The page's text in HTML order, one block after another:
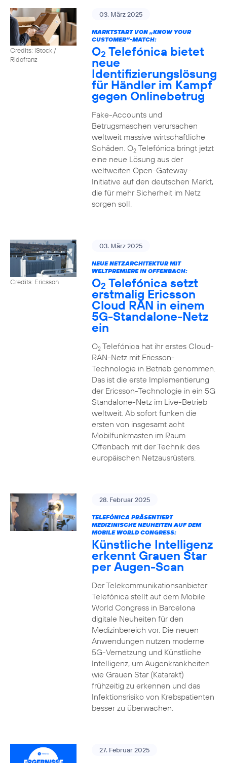
Credits: iStock /
Ridofranz
03. März 2025
MARKTSTART VON „KNOW YOUR
CUSTOMER”-MATCH:
O2 Telefónica bietet
neue
Identifizierungslösung
für Händler im Kampf
gegen Onlinebetrug
Fake-Accounts und
Betrugsmaschen verursachen
weltweit massive wirtschaftliche
Schäden. O2Telefónica bringt jetzt
eine neue Lösung aus der
weltweiten Open-Gateway-
Initiative auf den deutschen Markt,
die für mehr Sicherheit im Netz
sorgen soll.
Credits: Ericsson
03. März 2025
NEUE NETZARCHITEKTUR MIT
WELTPREMIERE IN OFFENBACH:
O2 Telefónica setzt
erstmalig Ericsson
Cloud RAN in einem
5G-Standalone-Netz
ein
O2Telefónica hat ihr erstes Cloud-
RAN-Netz mit Ericsson-
Technologie in Betrieb genommen.
Das ist die erste Implementierung
der Ericsson-Technologie in ein 5G
Standalone-Netz im Live-Betrieb
weltweit. Ab sofort funken die
ersten von insgesamt acht
Mobilfunkmasten im Raum
Offenbach mit der Technik des
europäischen Netzausrüsters.
28. Februar 2025
TELEFÓNICA PRÄSENTIERT
MEDIZINISCHE NEUHEITEN AUF DEM
MOBILE WORLD CONGRESS:
Künstliche Intelligenz
erkennt Grauen Star
per Augen-Scan
Der Telekommunikationsanbieter
Telefónica stellt auf dem Mobile
World Congress in Barcelona
digitale Neuheiten für den
Medizinbereich vor. Die neuen
Anwendungen nutzen moderne
5G-Vernetzung und Künstliche
Intelligenz, um Augenkrankheiten
wie Grauen Star (Katarakt)
frühzeitig zu erkennen und das
Infektionsrisiko von Krebspatienten
besser zu überwachen.
27. Februar 2025